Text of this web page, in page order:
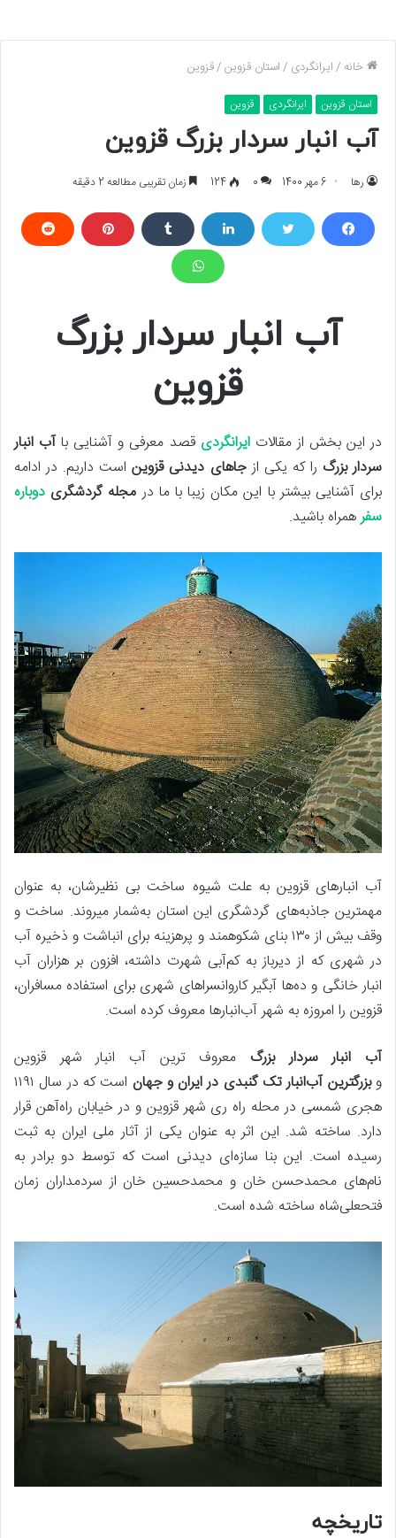
خانه /ایرانگردی /استان قزوین/قزوین
استان قزوین ایرانگردی قزوین
آب‌ انبار سردار بزرگ قزوین
رها 6 مهر 1400 0
124 زمان تقریبی مطالعه 2 دقیقه
آب‌ انبار سردار بزرگ
قزوین
در این بخش از مقالات ایرانگردی قصد معرفی و آشنایی باآب انبار
سردار بزرگ را که یکی ازجاهای دیدنی قزوین است داریم. در ادامه
برای آشنایی بیشتر با این مکان زیبا با ما در مجله گردشگری دوباره
سفرهمراه باشید.
آب انبارهای قزوین به علت شیوه ساخت بی نظیرشان، به عنوان
مهمترین جاذبه‌های گردشگری این استان به‌شمار میروند. ساخت و
وقف بیش از ۱۳۰ بنای شکوهمند و پرهزینه برای انباشت و ذخیره آب
در شهری که از دیرباز به کم‌آبی شهرت داشته، افزون بر هزاران آب
انبار خانگی و ده‌ها آبگیر کاروانسراهای شهری برای استفاده مسافران،
قزوین را امروزه به شهر آب‌انبارها معروف کرده است.
آب انبار سردار بزرگ معروف ترین آب انبار شهر قزوین
وبزرگترین آب‌انبار تک گنبدی در ایران و جهان
است که در سال ۱۱۹۱
هجری شمسی در محله راه ری شهر قزوین و در خیابان راه‌آهن قرار
دارد. ساخته شد. این اثر به‌ عنوان یکی از آثار ملی ایران به ثبت
رسیده است. این بنا سازه‌ای دیدنی است که توسط دو برادر به
نام‌های محمدحسن خان و محمدحسین خان از سردمداران زمان
فتحعلی‌شاه ساخته شده است.
تاریخچه